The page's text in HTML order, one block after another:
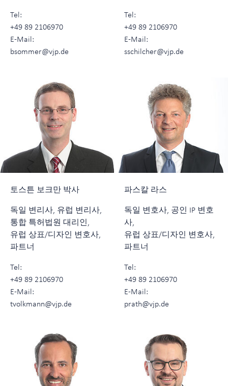
Tel:
+49 89 2106970
E-Mail:
bsommer@vjp.de
Tel:
+49 89 2106970
E-Mail:
sschilcher@vjp.de
토스튼 보크만 박사
독일 변리사, 유럽 변리사,
통합 특허법원 대리인,
유럽 상표/디자인 변호사,
파트너
Tel:
+49 89 2106970
E-Mail:
tvolkmann@vjp.de
파스칼 라스
독일 변호사, 공인 IP 변호
사,
유럽 상표/디자인 변호사,
파트너
Tel:
+49 89 2106970
E-Mail:
prath@vjp.de